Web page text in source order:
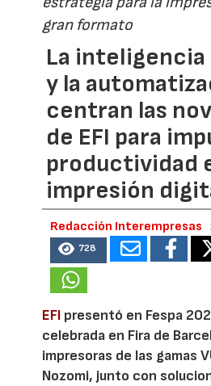
gran formato
La
y la
centran las
de EFI para
productividad
impresión
Redacción Interempresas
728
EFI presentó en Fespa
celebrada en Fira de
impresoras de las gamas
Nozomi, junto con